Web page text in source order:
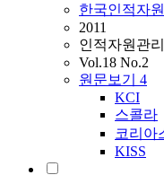
한국인적자
2011
인적자원관
Vol.18 No.2
원문보기 4
KCI
스콜라
코리아
KISS